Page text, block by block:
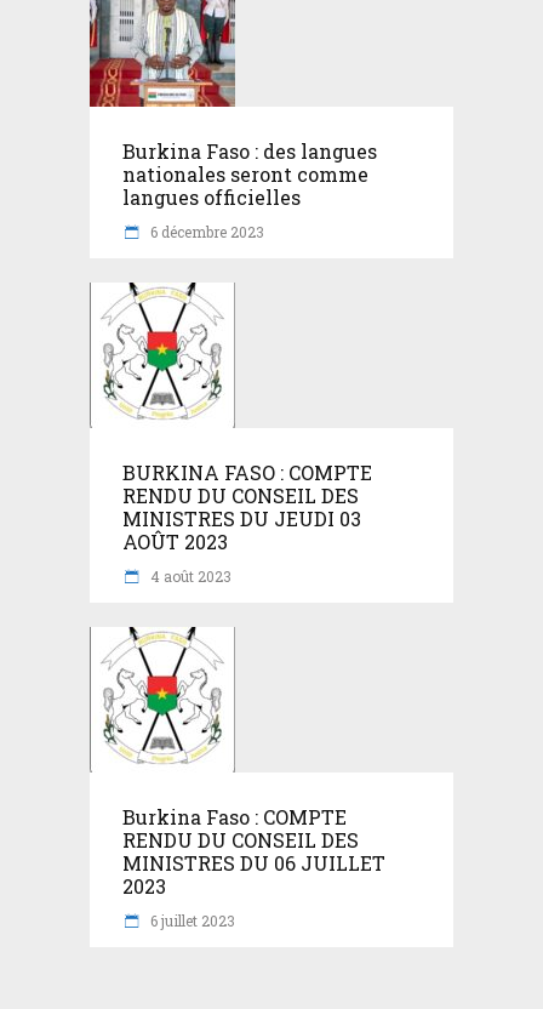
Burkina Faso : des langues
nationales seront comme
langues officielles
6 décembre 2023
BURKINA FASO : COMPTE
RENDU DU CONSEIL DES
MINISTRES DU JEUDI 03
AOÛT 2023
4 août 2023
Burkina Faso : COMPTE
RENDU DU CONSEIL DES
MINISTRES DU 06 JUILLET
2023
6 juillet 2023